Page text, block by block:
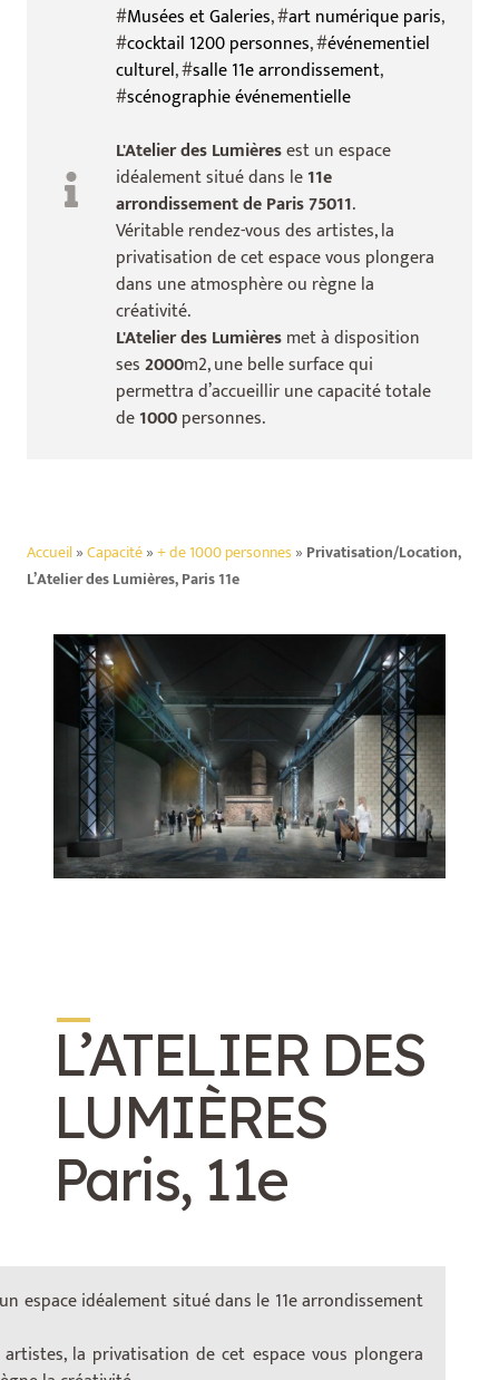
#Musées et Galeries, #art numérique paris,
#cocktail 1200 personnes, #événementiel
culturel, #salle 11e arrondissement,
#scénographie événementielle
L'Atelier des Lumièresest un espace
idéalement situé dans le11e
arrondissement de Paris 75011.
Véritable rendez-vous des artistes, la
privatisation de cet espace vous plongera
dans une atmosphère ou règne la
créativité.
L'Atelier des Lumièresmet à disposition
ses2000m2, une belle surface qui
permettra d’accueillir une capacité totale
de1000personnes.
Accueil»Capacité»+ de 1000 personnes » Privatisation/Location,
L’Atelier des Lumières, Paris 11e
L’ATELIER DES
LUMIÈRES
Paris, 11e
espace idéalement situé dans le 11e arrondissement
la privatisation de cet espace vous plongera